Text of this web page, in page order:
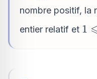
nombre positif, la
entier relatif et 1
1